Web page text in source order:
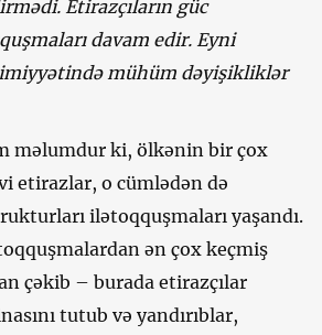
Etirazçıların güc
davam edir. Eyni
mühüm dəyişikliklər
məlumdur ki, ölkənin bir çox
etirazlar, o cümlədən də
ilətoqquşmaları yaşandı.
ən çox keçmiş
çəkib – burada etirazçılar
tutub və yandırıblar,